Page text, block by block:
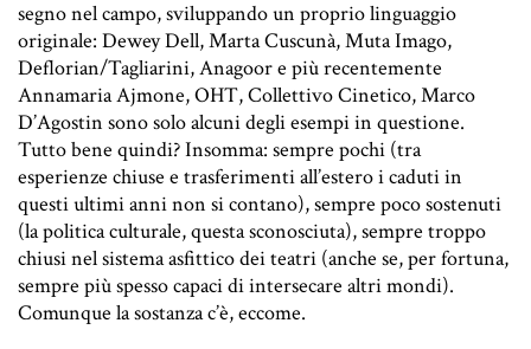
segno nel campo, sviluppando un proprio linguaggio
originale: Dewey Dell,Marta Cuscunà,Muta Imago,
Deflorian/Tagliarini,Anagoore più recentemente
Annamaria Ajmone,OHT,Collettivo Cinetico,Marco
D’Agostin sono solo alcuni degli esempi in questione.
Tutto bene quindi? Insomma: sempre pochi (tra
esperienze chiuse e trasferimenti all’estero i caduti in
questi ultimi anni non si contano), sempre poco sostenuti
(la politica culturale, questa sconosciuta), sempre troppo
chiusi nel sistema asfittico dei teatri (anche se, per fortuna,
sempre più spesso capaci di intersecare altri mondi).
Comunque la sostanza c’è, eccome.